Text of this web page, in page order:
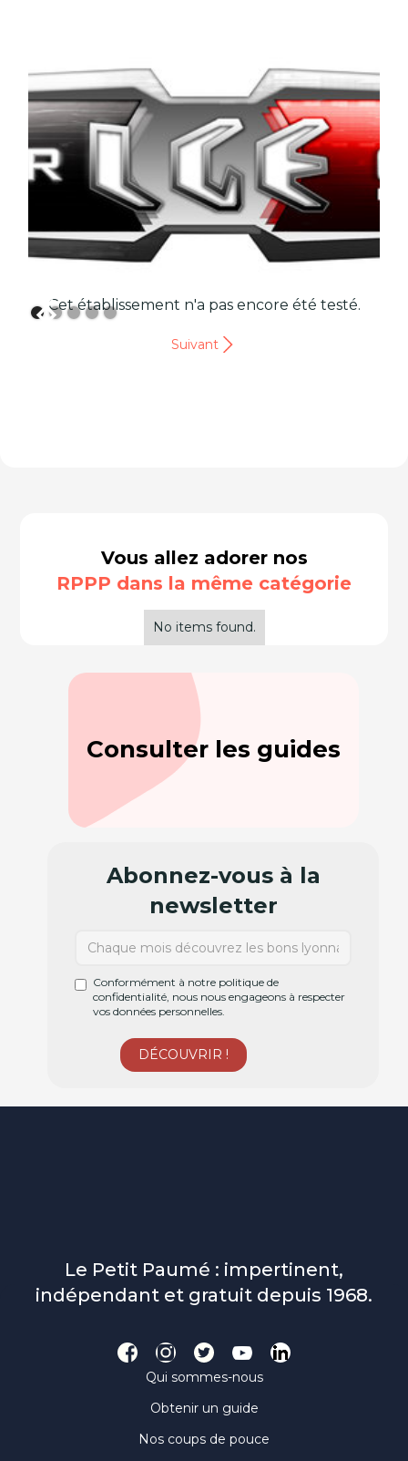
Cet établissement n'a pas encore été testé.
Suivant
Vous allez adorer nos
RPPP dans la même catégorie
No items found.
Consulter les guides
Abonnez-vous à la
newsletter
Conformément à notre politique de
confidentialité, nous nous engageons à respecter
vos données personnelles.
Le Petit Paumé : impertinent,
indépendant et gratuit depuis 1968.
Qui sommes-nous
Obtenir un guide
Nos coups de pouce